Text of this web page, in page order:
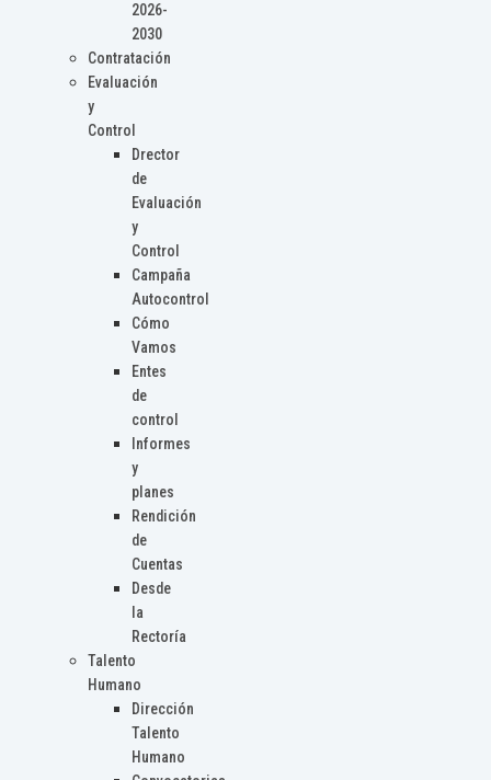
2026-
2030
Contratación
Evaluación
y
Control
Drector
de
Evaluación
y
Control
Campaña
Autocontrol
Cómo
Vamos
Entes
de
control
Informes
y
planes
Rendición
de
Cuentas
Desde
la
Rectoría
Talento
Humano
Dirección
Talento
Humano